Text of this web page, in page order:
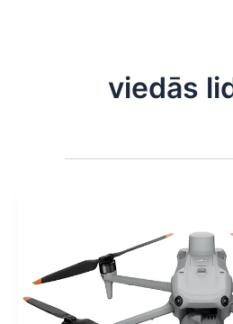
viedās